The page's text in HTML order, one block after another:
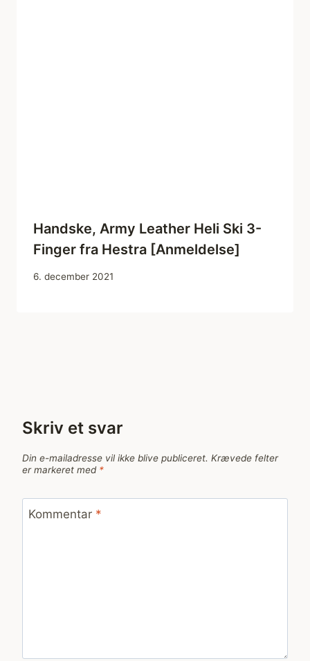
Handske, Army Leather Heli Ski 3-
Finger fra Hestra [Anmeldelse]
6. december 2021
Skriv et svar
Din e-mailadresse vil ikke blive publiceret. Krævede felter
er markeret med *
Kommentar *